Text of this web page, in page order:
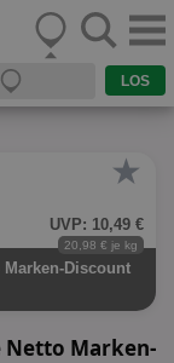
★
UVP: 10,49 €
20,98 € je kg
Discount
Netto Marken-